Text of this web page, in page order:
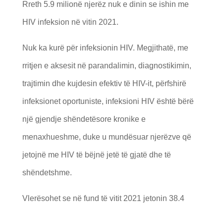
Rreth 5.9 milionë njerëz nuk e dinin se ishin me
HIV infeksion në vitin 2021.
Nuk ka kurë për infeksionin HIV. Megjithatë, me
rritjen e aksesit në parandalimin, diagnostikimin,
trajtimin dhe kujdesin efektiv të HIV-it, përfshirë
infeksionet oportuniste, infeksioni HIV është bërë
një gjendje shëndetësore kronike e
menaxhueshme, duke u mundësuar njerëzve që
jetojnë me HIV të bëjnë jetë të gjatë dhe të
shëndetshme.
Vlerësohet se në fund të vitit 2021 jetonin 38.4